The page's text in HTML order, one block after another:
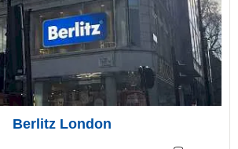
Berlitz London